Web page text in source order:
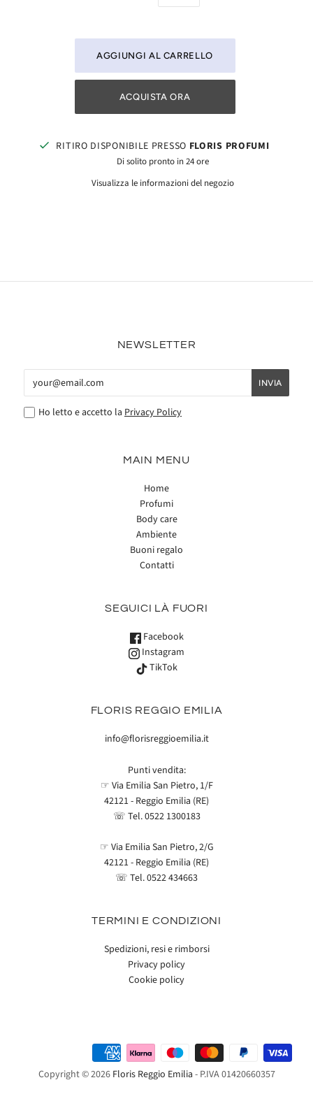
ACQUISTA ORA
RITIRO DISPONIBILE PRESSO FLORIS PROFUMI
Di solito pronto in 24 ore
Visualizza le informazioni del negozio
NEWSLETTER
Ho letto e accetto la Privacy Policy
MAIN MENU
Home
Profumi
Body care
Ambiente
Buoni regalo
Contatti
SEGUICI LÀ FUORI
Facebook
Instagram
TikTok
FLORIS REGGIO EMILIA
info@florisreggioemilia.it
Punti vendita:
☞ Via Emilia San Pietro, 1/F
42121 - Reggio Emilia (RE)
☏ Tel.0522 1300183
☞ Via Emilia San Pietro, 2/G
42121 - Reggio Emilia (RE)
☏ Tel.0522 434663
TERMINI E CONDIZIONI
Spedizioni, resi e rimborsi
Privacy policy
Cookie policy
Copyright © 2026 Floris Reggio Emilia - P.IVA 01420660357